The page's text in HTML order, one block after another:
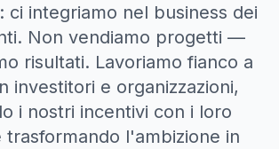
ci integriamo nel business dei
Non vendiamo progetti —
risultati. Lavoriamo fianco a
investitori e organizzazioni,
i nostri incentivi con i loro
trasformando l'ambizione in